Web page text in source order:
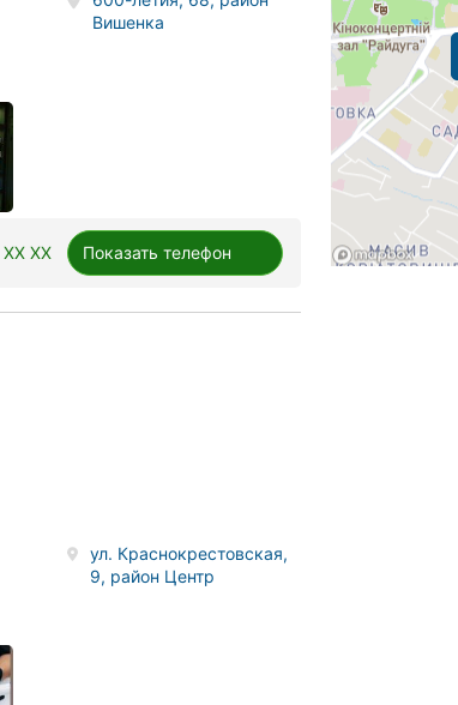
Вишенка
XX XX Показать телефон
ул. Краснокрестовская,
9, район Центр